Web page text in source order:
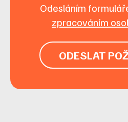
Odesláním
zpracováním
ODESLAT